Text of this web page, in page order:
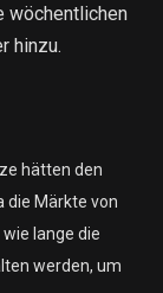
wöchentlichen
hinzu.
hätten den
die Märkte von
lange die
werden, um